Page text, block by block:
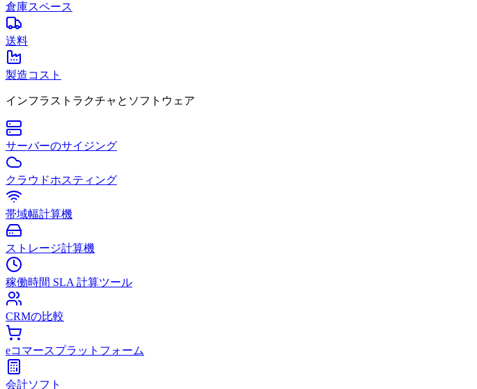
倉庫スペース
送料
製造コスト
インフラストラクチャとソフトウェア
サーバーのサイジング
クラウドホスティング
帯域幅計算機
ストレージ計算機
稼働時間 SLA 計算ツール
CRMの比較
eコマースプラットフォーム
会計ソフト